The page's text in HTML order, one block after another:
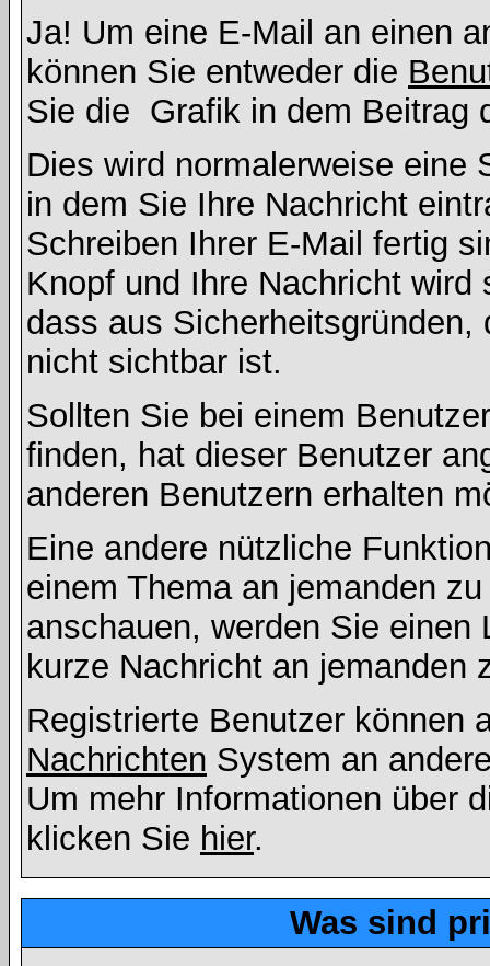
Ja! Um eine E-Mail an einen
können Sie entweder die
Sie die Grafik in dem Beitrag
Dies wird normalerweise eine
in dem Sie Ihre Nachricht
Schreiben Ihrer E-Mail fertig
Knopf und Ihre Nachricht
dass aus
nicht sichtbar ist.
Sollten Sie bei einem
finden, hat dieser Benutzer
anderen Benutzern erhalten
Eine andere nützliche
einem Thema an jemanden
anschauen, werden Sie
kurze Nachricht an jemanden
Registrierte Benutzer können
Nachrichten System an
Um mehr Informationen über
klicken Sie hier.
Was sind